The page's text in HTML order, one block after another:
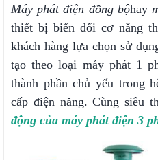
Máy phát điện đồng bộhay
thiết bị biến đổi cơ năng
khách hàng lựa chọn sử
tạo theo loại máy phát 1
thành phần chủ yếu trong
cấp điện năng. Cùng siêu
động của máy phát điện 3